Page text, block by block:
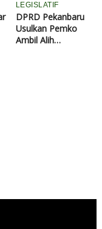
LEGISLATIF
DPRD Pekanbaru
Usulkan Pemko
Ambil Alih